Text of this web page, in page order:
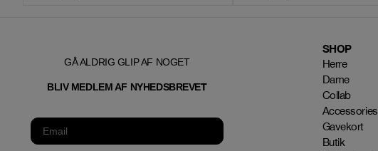
GÅ ALDRIG GLIP AF NOGET
BLIV MEDLEM AF NYHEDSBREVET
SHOP
Herre
Dame
Collab
Accessories
Gavekort
Butik